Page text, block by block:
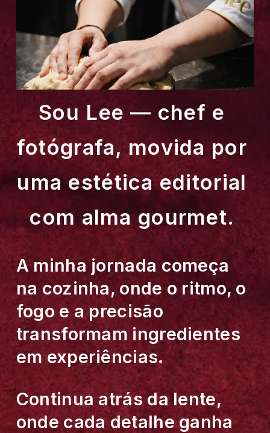
Sou Lee — chef e
fotógrafa, movida por
uma estética editorial
com alma gourmet.
A minha jornada começa
na cozinha, onde o ritmo, o
fogo e a precisão
transformam ingredientes
em experiências.
Continua atrás da lente,
onde cada detalhe ganha